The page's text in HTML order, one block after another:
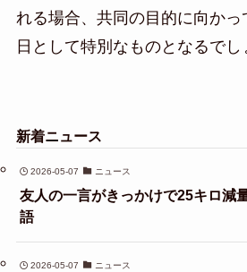
れる場合、共同の目的に向かっ
日として特別なものとなるでし
新着ニュース
2026-05-07 ニュース
友人の一言がきっかけで25キロ減
語
2026-05-07 ニュース